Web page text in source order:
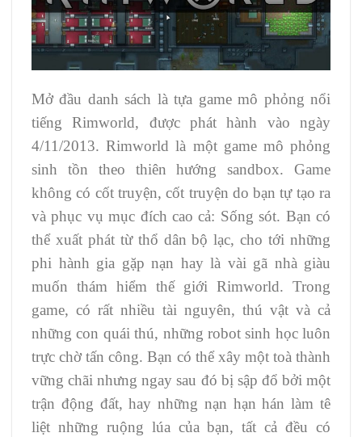
Mở đầu danh sách là tựa game mô phỏng nổi
tiếng Rimworld, được phát hành vào ngày
4/11/2013. Rimworld là một game mô phỏng
sinh tồn theo thiên hướng sandbox. Game
không có cốt truyện, cốt truyện do bạn tự tạo ra
và phục vụ mục đích cao cả: Sống sót. Bạn có
thể xuất phát từ thổ dân bộ lạc, cho tới những
phi hành gia gặp nạn hay là vài gã nhà giàu
muốn thám hiểm thế giới Rimworld. Trong
game, có rất nhiều tài nguyên, thú vật và cả
những con quái thú, những robot sinh học luôn
trực chờ tấn công. Bạn có thể xây một toà thành
vững chãi nhưng ngay sau đó bị sập đổ bởi một
trận động đất, hay những nạn hạn hán làm tê
liệt những ruộng lúa của bạn, tất cả đều có